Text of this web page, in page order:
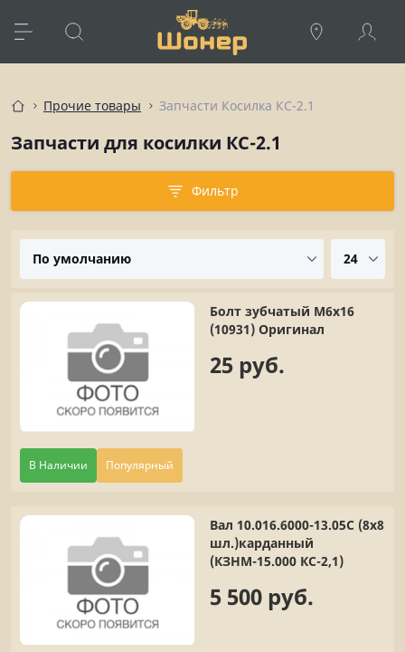
Прочие товары Запчасти Косилка КС-2.1
Запчасти для косилки КС-2.1
Фильтр
В Наличии Популярный
Болт зубчатый М6х16
(10931) Оригинал
25 руб.
Вал 10.016.6000-13.05С (8х8
шл.)карданный
(КЗНМ-15.000 КС-2,1)
5 500 руб.